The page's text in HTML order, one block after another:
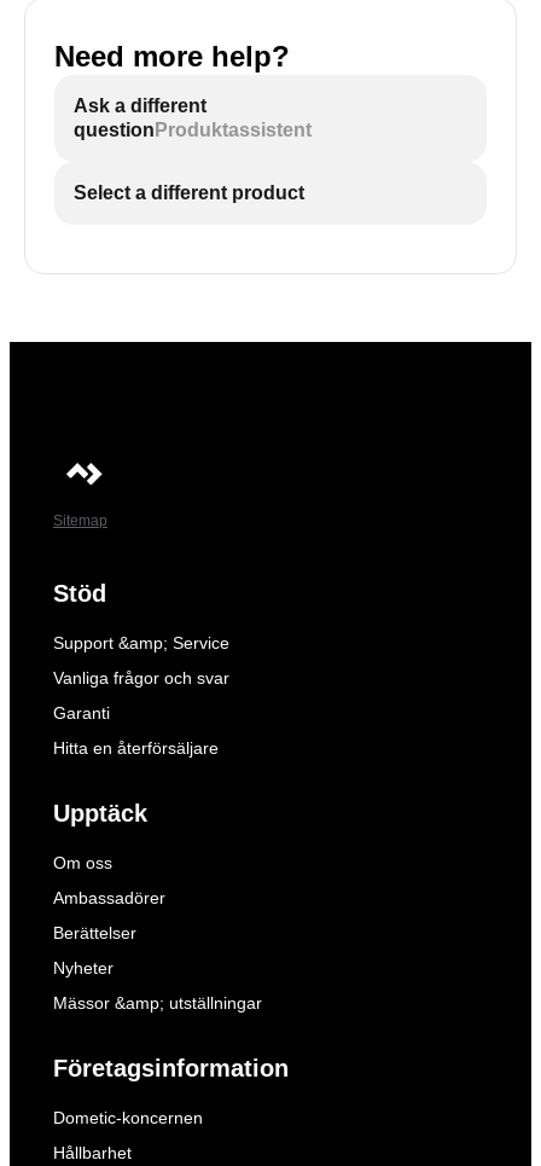
Need more help?
Ask a different
question Produktassistent
Select a different product
Sitemap
Stöd
Support &amp; Service
Vanliga frågor och svar
Garanti
Hitta en återförsäljare
Upptäck
Om oss
Ambassadörer
Berättelser
Nyheter
Mässor &amp; utställningar
Företagsinformation
Dometic-koncernen
Hållbarhet